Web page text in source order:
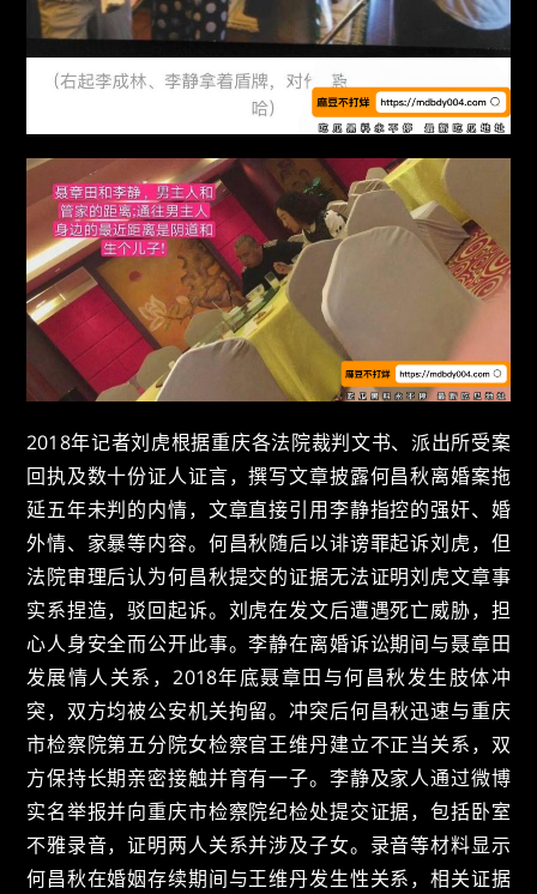
2018年记者刘虎根据重庆各法院裁判文书、派出所受案
回执及数十份证人证言，撰写文章披露何昌秋离婚案拖
延五年未判的内情，文章直接引用李静指控的强奸、婚
外情、家暴等内容。何昌秋随后以诽谤罪起诉刘虎，但
法院审理后认为何昌秋提交的证据无法证明刘虎文章事
实系捏造，驳回起诉。刘虎在发文后遭遇死亡威胁，担
心人身安全而公开此事。李静在离婚诉讼期间与聂章田
发展情人关系，2018年底聂章田与何昌秋发生肢体冲
突，双方均被公安机关拘留。冲突后何昌秋迅速与重庆
市检察院第五分院女检察官王维丹建立不正当关系，双
方保持长期亲密接触并育有一子。李静及家人通过微博
实名举报并向重庆市检察院纪检处提交证据，包括卧室
不雅录音，证明两人关系并涉及子女。录音等材料显示
何昌秋在婚姻存续期间与王维丹发生性关系，相关证据